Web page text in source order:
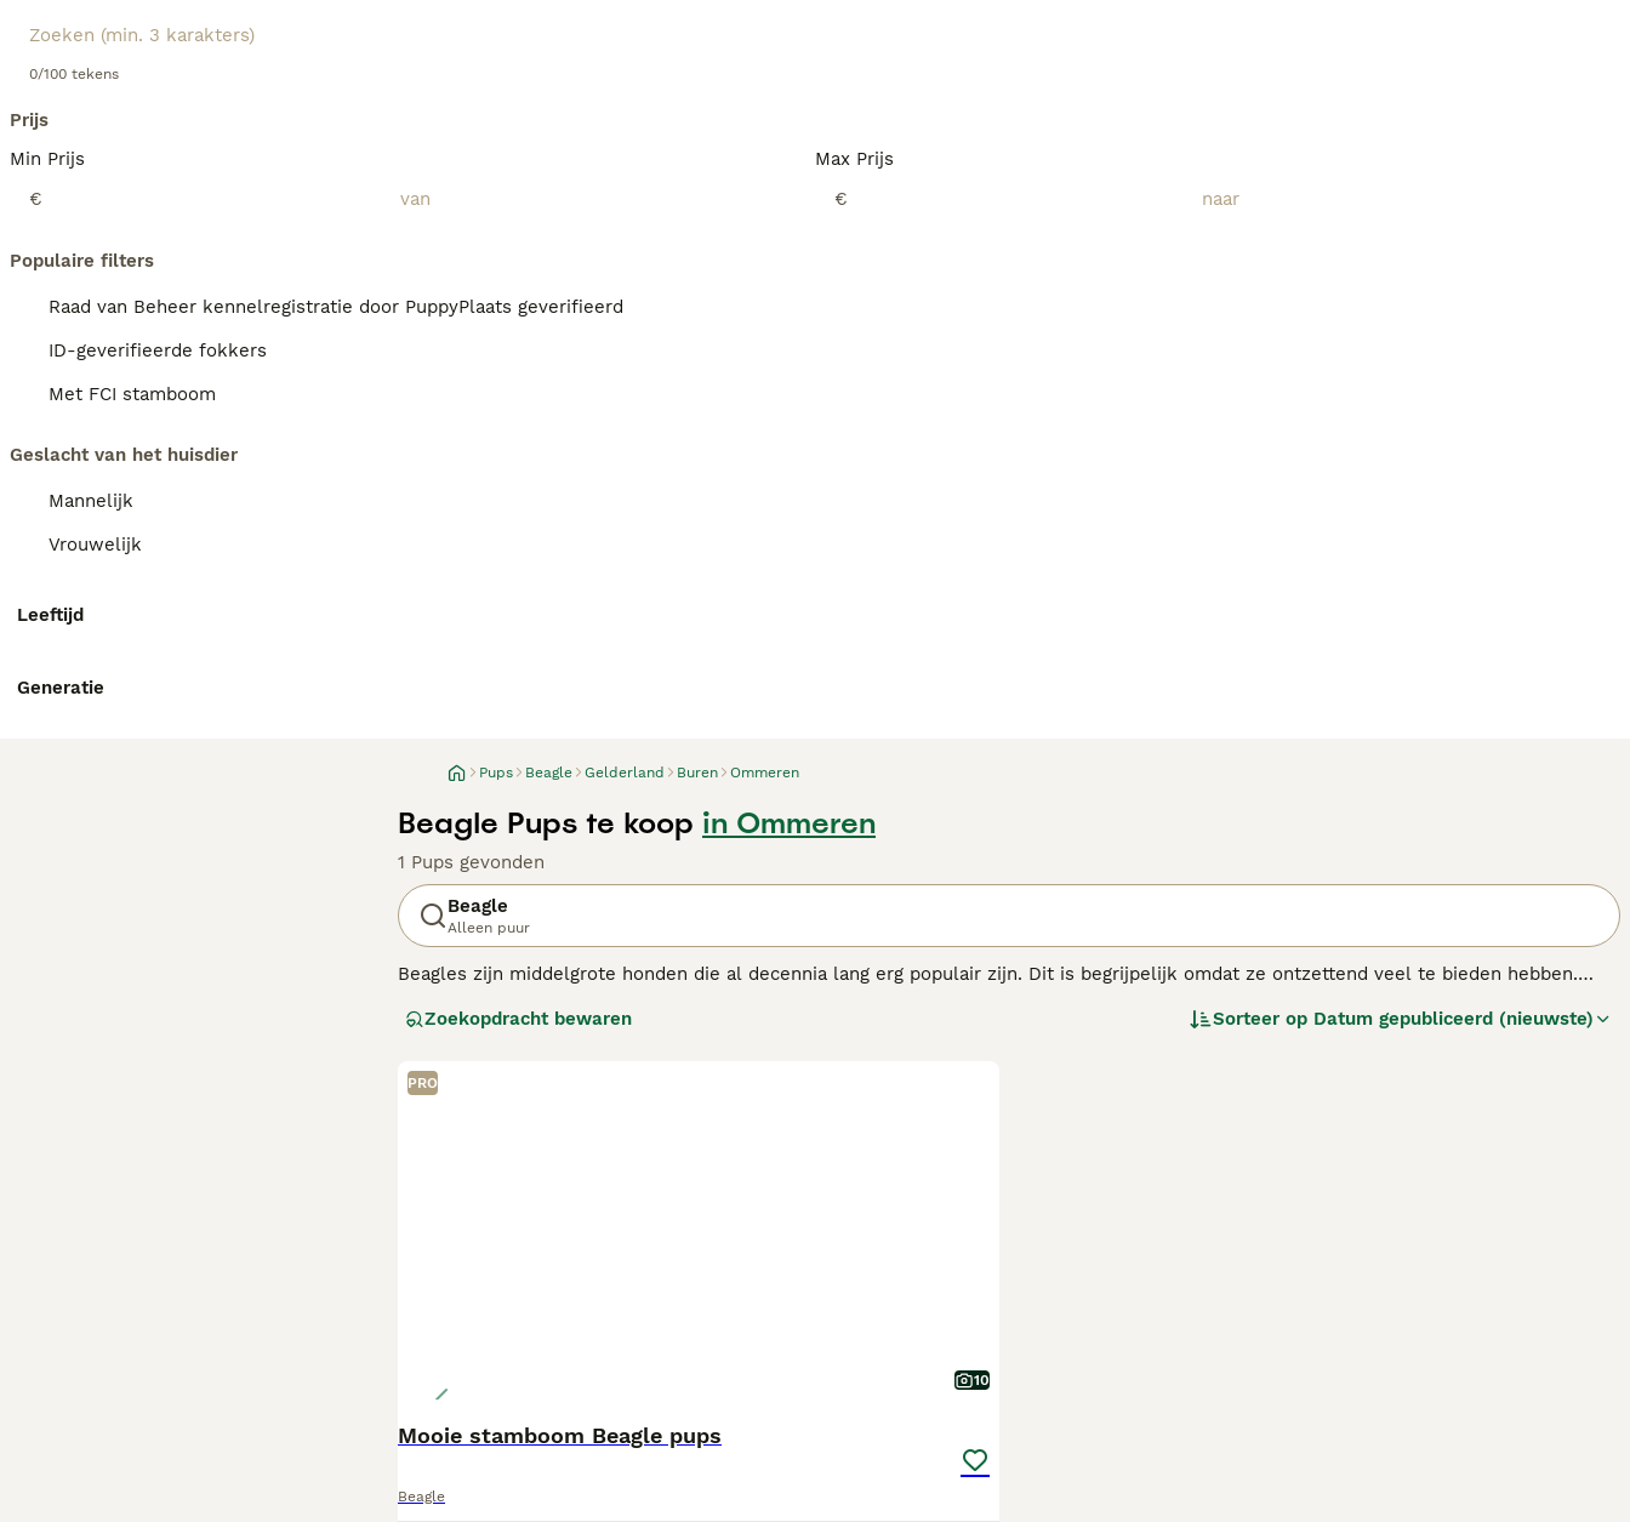
0/100 tekens
Prijs
Min Prijs
€
Max Prijs
€
Populaire filters
Raad van Beheer kennelregistratie door PuppyPlaats geverifieerd
ID-geverifieerde fokkers
Met FCI stamboom
Geslacht van het huisdier
Mannelijk
Vrouwelijk
Leeftijd
Generatie
Pups Beagle Gelderland Buren Ommeren
Beagle Pups te koop in Ommeren
1 Pups gevonden
Beagle
Alleen puur
Beagles zijn middelgrote honden die al decennia lang erg populair zijn. Dit is begrijpelijk omdat ze ontzettend veel te bieden hebben.
De honden zijn niet snel van streek, waar ze ook zijn. Beagles worden graag betrokken in alle activiteiten.
Lees onze
Zoekopdracht bewaren Sorteer op Datum gepubliceerd (nieuwste)
PRO
10
Mooie stamboom Beagle pups
Beagle